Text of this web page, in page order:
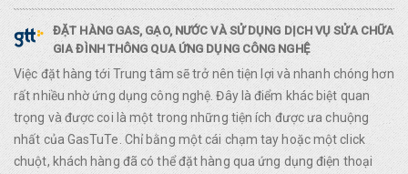
ĐẶT HÀNG GAS, GẠO, NƯỚC VÀ SỬ DỤNG DỊCH VỤ SỬA CHỮA
GIA ĐÌNH THÔNG QUA ỨNG DỤNG CÔNG NGHỆ
Việc đặt hàng tới Trung tâm sẽ trở nên tiện lợi và nhanh chóng hơn
rất nhiều nhờ ứng dụng công nghệ. Đây là điểm khác biệt quan
trọng và được coi là một trong những tiện ích được ưa chuộng
nhất của GasTuTe. Chỉ bằng một cái chạm tay hoặc một click
chuột, khách hàng đã có thể đặt hàng qua ứng dụng điện thoại